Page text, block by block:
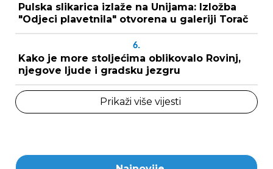
Pulska slikarica izlaže na Unijama: Izložba
"Odjeci plavetnila" otvorena u galeriji Torač
6.
Kako je more stoljećima oblikovalo Rovinj,
njegove ljude i gradsku jezgru
Prikaži više vijesti